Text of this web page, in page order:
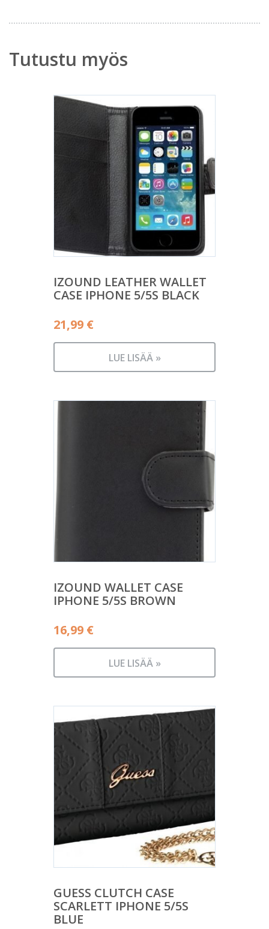
Tutustu myös
IZOUND LEATHER WALLET
CASE IPHONE 5/5S BLACK
21,99 €
LUE LISÄÄ »
IZOUND WALLET CASE
IPHONE 5/5S BROWN
16,99 €
LUE LISÄÄ »
GUESS CLUTCH CASE
SCARLETT IPHONE 5/5S
BLUE